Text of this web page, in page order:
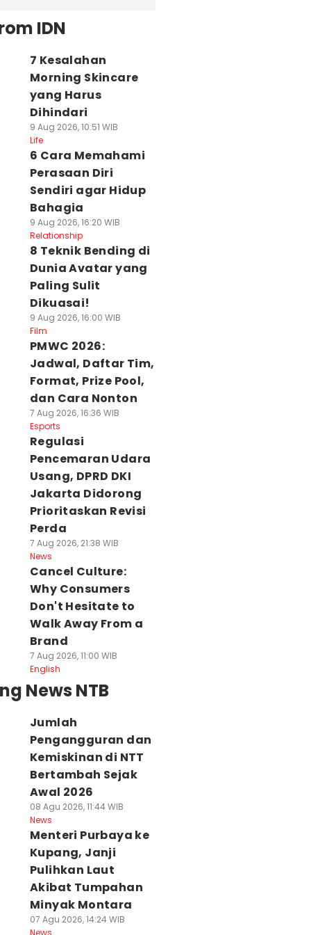
IDN
7 Kesalahan
Morning Skincare
yang Harus
Dihindari
9 Aug 2026, 10:51 WIB
Life
6 Cara Memahami
Perasaan Diri
Sendiri agar Hidup
Bahagia
9 Aug 2026, 16:20 WIB
Relationship
8 Teknik Bending di
Dunia Avatar yang
Paling Sulit
Dikuasai!
9 Aug 2026, 16:00 WIB
Film
PMWC 2026:
Jadwal, Daftar Tim,
Format, Prize Pool,
dan Cara Nonton
7 Aug 2026, 16:36 WIB
Esports
Regulasi
Pencemaran Udara
Usang, DPRD DKI
Jakarta Didorong
Prioritaskan Revisi
Perda
7 Aug 2026, 21:38 WIB
News
Cancel Culture:
Why Consumers
Don't Hesitate to
Walk Away From a
Brand
7 Aug 2026, 11:00 WIB
English
News NTB
Jumlah
Pengangguran dan
Kemiskinan di NTT
Bertambah Sejak
Awal 2026
08 Agu 2026, 11:44 WIB
News
Menteri Purbaya ke
Kupang, Janji
Pulihkan Laut
Akibat Tumpahan
Minyak Montara
07 Agu 2026, 14:24 WIB
News